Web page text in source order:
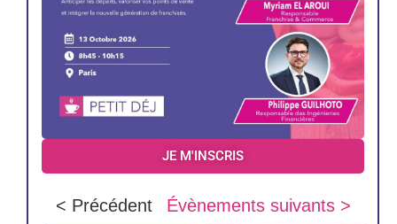
JE M'INSCRIS
< Précédent Évènements suivants >